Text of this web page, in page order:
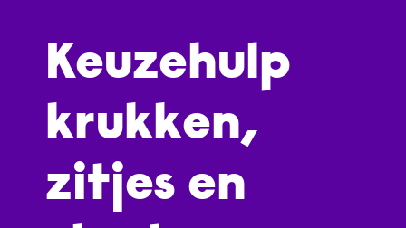
Keuzehulp
krukken,
zitjes en